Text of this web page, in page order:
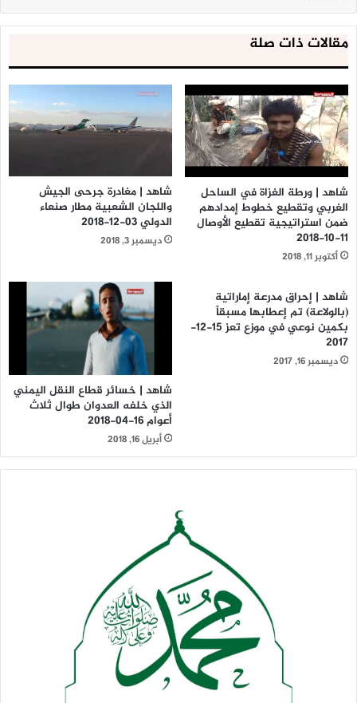
مقالات ذات صلة
شاهد | ورطة الغزاة في الساحل
الغربي وتقطيع خطوط إمدادهم
ضمن استراتيجية تقطيع الأوصال
11-10-2018
أكتوبر 11, 2018
شاهد | مغادرة جرحى الجيش
واللجان الشعبية مطار صنعاء
الدولي 03-12-2018
ديسمبر 3, 2018
شاهد | إحراق مدرعة إماراتية
(بالولاعة) تم إعطابها مسبقاً
بكمين نوعي في موزع تعز 15-12-
2017
ديسمبر 16, 2017
شاهد | خسائر قطاع النقل اليمني
الذي خلفه العدوان طوال ثلاث
أعوام 16-04-2018
أبريل 16, 2018